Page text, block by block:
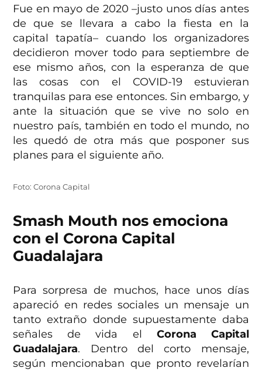
Fue en mayo de 2020 –justo unos días antes
de que se llevara a cabo la fiesta en la
capital tapatía– cuando los organizadores
decidieron mover todo para septiembre de
ese mismo años, con la esperanza de que
las cosas con el COVID-19 estuvieran
tranquilas para ese entonces. Sin embargo, y
ante la situación que se vive no solo en
nuestro país, también en todo el mundo, no
les quedó de otra más que posponer sus
planes para el siguiente año.
Foto: Corona Capital
Smash Mouth nos emociona
con el Corona Capital
Guadalajara
Para sorpresa de muchos, hace unos días
apareció en redes sociales un mensaje un
tanto extraño donde supuestamente daba
señales de vida el Corona Capital
Guadalajara. Dentro del corto mensaje,
según mencionaban que pronto revelarían